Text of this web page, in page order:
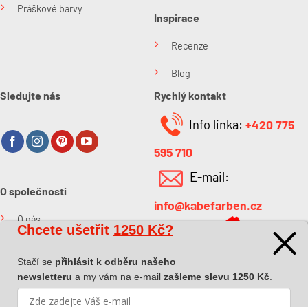
Práškové barvy
Inspirace
Recenze
Blog
Sledujte nás
O společnosti
O nás
Rychlý kontakt
Info linka: +420 775
595 710
E-mail:
info@kabefarben.cz
Chcete ušetřit 1250 Kč?
Stačí se přihlásit k odběru našeho
newsletteru a my vám na e-mail zašleme slevu 1250 Kč